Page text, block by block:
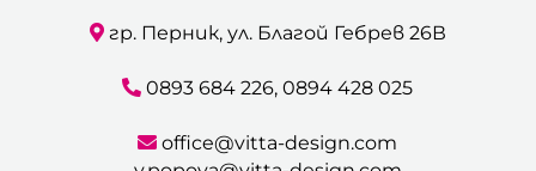
гр. Перник, ул. Благой Гебрев 26В
0893 684 226,0894 428 025
office@vitta-design.com